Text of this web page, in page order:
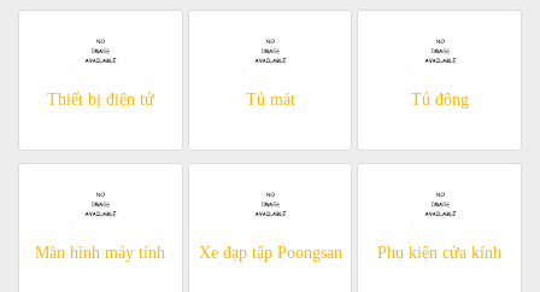
Thiết bị điện tử Tủ mát Tủ đông
Màn hình máy tính Xe đạp tập Poongsan Phụ kiện cửa kính